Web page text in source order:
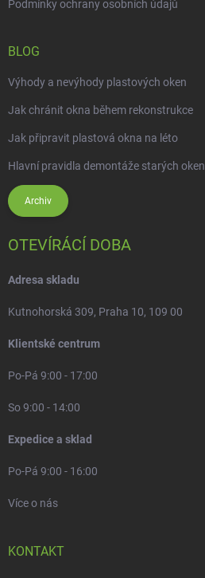
Podmínky ochrany osobních údajů
BLOG
Výhody a nevýhody plastových oken
Jak chránit okna během rekonstrukce
Jak připravit plastová okna na léto
Hlavní pravidla demontáže starých oken
Archiv
OTEVÍRÁCÍ DOBA
Adresa skladu
Kutnohorská 309, Praha 10, 109 00
Klientské centrum
Po-Pá 9:00 - 17:00
So 9:00 - 14:00
Expedice a sklad
Po-Pá 9:00 - 16:00
Více o nás
KONTAKT